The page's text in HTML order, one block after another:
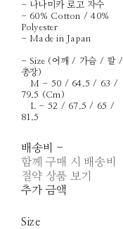
- 나나미카 로고 자수
- 60% Cotton / 40%
Polyester
- Made in Japan
- Size (어깨 / 가슴 / 팔 /
총장)
M - 50 / 64.5 / 63 /
79.5 (Cm)
L - 52 / 67.5 / 65 /
81.5
배송비 -
함께 구매 시 배송비
절약 상품 보기
추가 금액
Size